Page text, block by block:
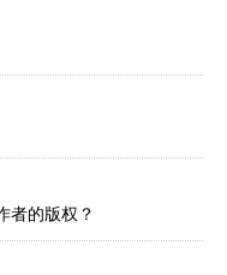
者的版权？